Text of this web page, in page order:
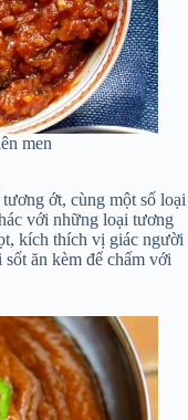
men
ớt, cùng một số loại
với những loại tương
kích thích vị giác người
ăn kèm để chấm với